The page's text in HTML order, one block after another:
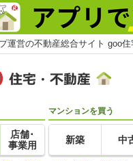
運営の不動産総合サイト goo
店舗･
事業用
マンションを買う
新築 中